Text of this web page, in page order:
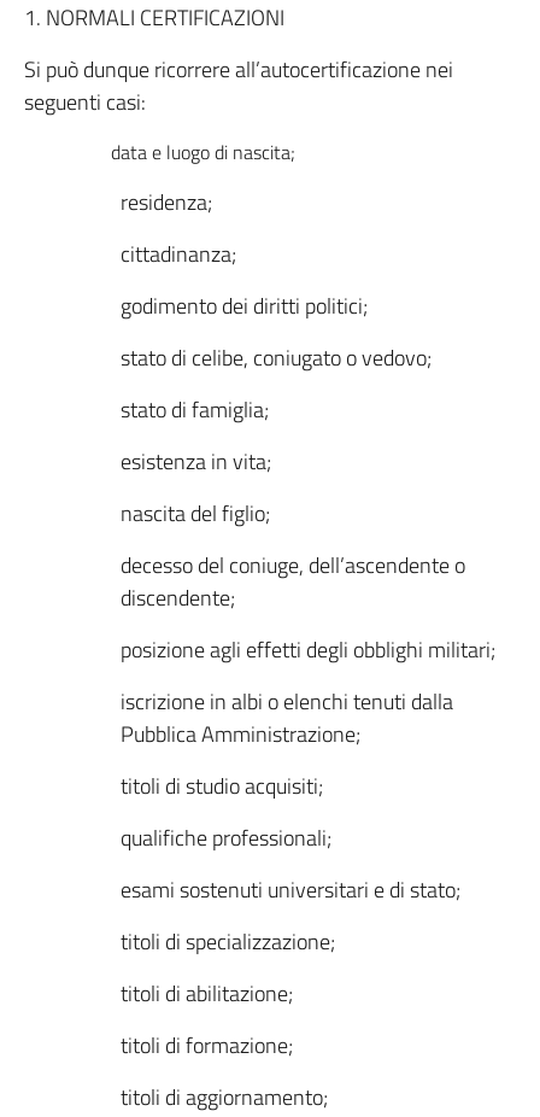
1. NORMALI CERTIFICAZIONI
Si può dunque ricorrere all’autocertificazione nei
seguenti casi:
data e luogo di nascita;
residenza;
cittadinanza;
godimento dei diritti politici;
stato di celibe, coniugato o vedovo;
stato di famiglia;
esistenza in vita;
nascita del figlio;
decesso del coniuge, dell’ascendente o
discendente;
posizione agli effetti degli obblighi militari;
iscrizione in albi o elenchi tenuti dalla
Pubblica Amministrazione;
titoli di studio acquisiti;
qualifiche professionali;
esami sostenuti universitari e di stato;
titoli di specializzazione;
titoli di abilitazione;
titoli di formazione;
titoli di aggiornamento;